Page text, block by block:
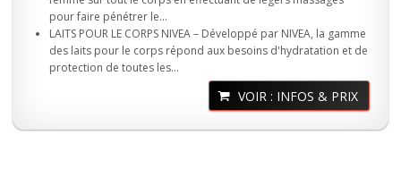
pour faire pénétrer le...
LAITS POUR LE CORPS NIVEA – Développé par NIVEA, la gamme
des laits pour le corps répond aux besoins d'hydratation et de
protection de toutes les...
VOIR : INFOS & PRIX